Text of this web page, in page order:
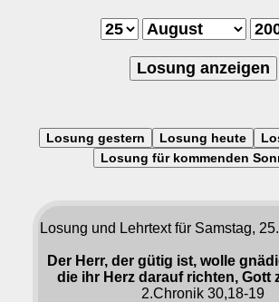
Losung anzeigen
Losung gestern Losung heute
Losung für kommenden
Losung und Lehrtext für Samstag,
Der Herr, der gütig ist, wolle
die ihr Herz darauf richten, Gott
2.Chronik 30,18-19